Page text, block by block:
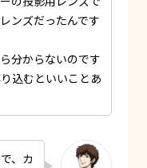
ンズだったんです
分からないのです
込むといいことあ
、カ